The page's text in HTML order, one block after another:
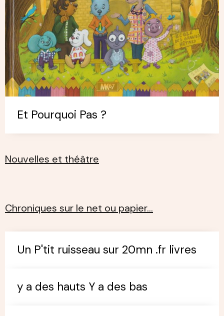
Et Pourquoi Pas ?
Nouvelles et théâtre
Chroniques sur le net ou papier…
Un P'tit ruisseau sur 20mn .fr livres
y a des hauts Y a des bas